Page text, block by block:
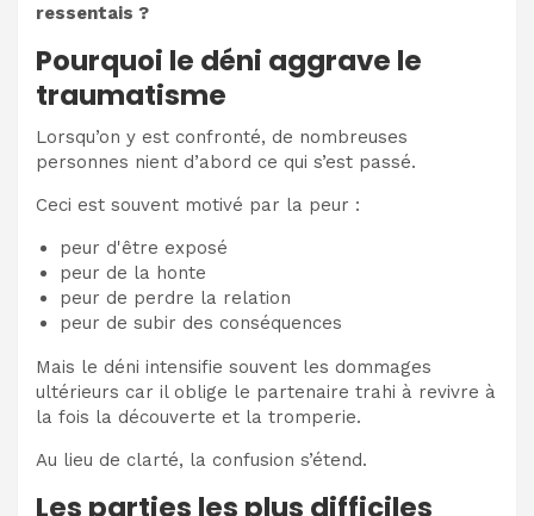
ressentais ?
Pourquoi le déni aggrave le
traumatisme
Lorsqu’on y est confronté, de nombreuses
personnes nient d’abord ce qui s’est passé.
Ceci est souvent motivé par la peur :
peur d'être exposé
peur de la honte
peur de perdre la relation
peur de subir des conséquences
Mais le déni intensifie souvent les dommages
ultérieurs car il oblige le partenaire trahi à revivre à
la fois la découverte et la tromperie.
Au lieu de clarté, la confusion s’étend.
Les parties les plus difficiles